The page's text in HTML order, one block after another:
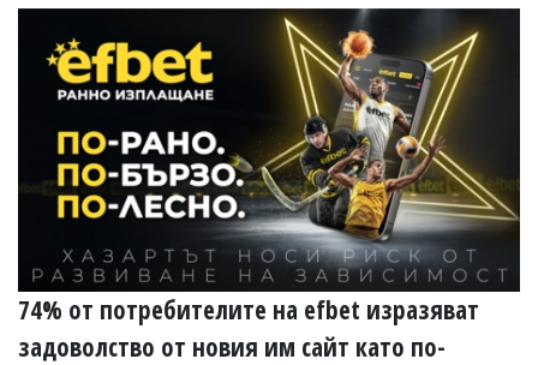
74% от потребителите на efbet изразяват
задоволство от новия им сайт като по-